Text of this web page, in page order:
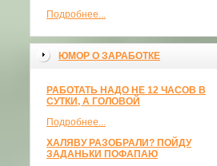
Подробнее...
ЮМОР О ЗАРАБОТКЕ
РАБОТАТЬ НАДО НЕ 12 ЧАСОВ В
СУТКИ, А ГОЛОВОЙ
Подробнее...
ХАЛЯВУ РАЗОБРАЛИ? ПОЙДУ
ЗАДАНЬКИ ПОФАПАЮ